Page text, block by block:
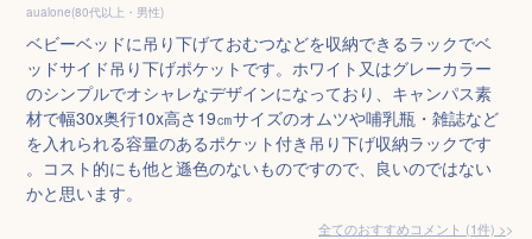
aualone(80代以上・男性)
ベビーベッドに吊り下げておむつなどを収納できるラックでベ
ッドサイド吊り下げポケットです。ホワイト又はグレーカラー
のシンプルでオシャレなデザインになっており、キャンパス素
材で幅30x奥行10x高さ19㎝サイズのオムツや哺乳瓶・雑誌など
を入れられる容量のあるポケット付き吊り下げ収納ラックです
。コスト的にも他と遜色のないものですので、良いのではない
かと思います。
全てのおすすめコメント (1件) >